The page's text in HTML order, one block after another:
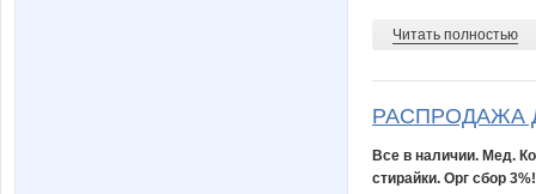
Читать полностью
РАСПРОДАЖА
Все в наличии. Мед.
стирайки. Орг сбор